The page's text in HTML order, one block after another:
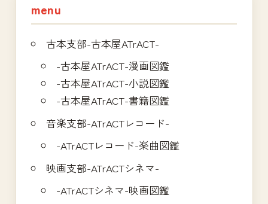
送
り
menu
古本支部-古本屋ATrACT-
-古本屋ATrACT-漫画図鑑
-古本屋ATrACT-小説図鑑
-古本屋ATrACT-書籍図鑑
音楽支部-ATrACTレコード-
-ATrACTレコード-楽曲図鑑
映画支部-ATrACTシネマ-
-ATrACTシネマ-映画図鑑